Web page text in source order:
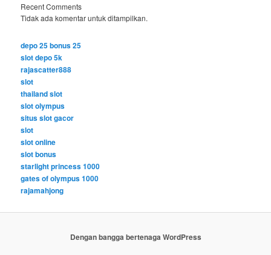
Recent Comments
Tidak ada komentar untuk ditampilkan.
depo 25 bonus 25
slot depo 5k
rajascatter888
slot
thailand slot
slot olympus
situs slot gacor
slot
slot online
slot bonus
starlight princess 1000
gates of olympus 1000
rajamahjong
Dengan bangga bertenaga WordPress